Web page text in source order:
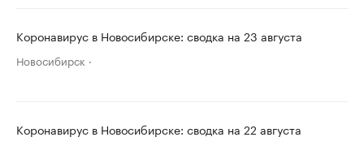
Коронавирус в Новосибирске: сводка на 23 августа
Новосибирск
Коронавирус в Новосибирске: сводка на 22 августа